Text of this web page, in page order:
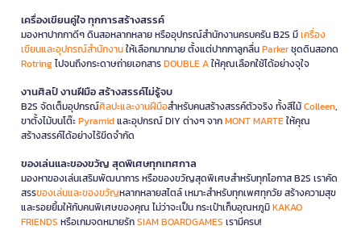
เครื่องเขียนคู่ใจ ทุกการสร้างสรรค์
มองหาปากกาดีๆ ดินสอหลากหลาย หรืออุปกรณ์สำนักงานครบครัน B2S มีเครื่อง
เขียนและอุปกรณ์สำนักงานให้เลือกมากมาย ตั้งแต่ปากกาลูกลื่นParkerชุดดินสอกด
Rotringไปจนถึงกระดาษถ่ายเอกสารDOUBLE Aให้คุณเลือกใช้ได้อย่างจุใจ
งานศิลป์ งานฝีมือ สร้างสรรค์ไม่รู้จบ
B2S จัดเต็มอุปกรณ์ศิลปะและงานฝีมือสำหรับคนสร้างสรรค์ตัวจริง ทั้งสีไม้Colleen,
ขาตั้งไม้บนโต๊ะPyramidและอุปกรณ์ DIY ต่างๆ จากMONT MARTEให้คุณ
สร้างสรรค์ได้อย่างไร้ขีดจำกัด
ของเล่นและของขวัญ สุดพิเศษทุกเทศกาล
มองหาของเล่นเสริมพัฒนาการ หรือของขวัญสุดพิเศษสำหรับทุกโอกาส B2S เราคัด
สรรของเล่นและของขวัญหลากหลายสไตล์ เหมาะสำหรับทุกเพศทุกวัย สร้างความสุข
และรอยยิ้มให้กับคนพิเศษของคุณ ไม่ว่าจะเป็น กระเป๋าเก็บอุณหภูมิKAKAO
FRIENDS หรือเกมจดหมายรักSIAM BOARDGAMES เรามีครบ!